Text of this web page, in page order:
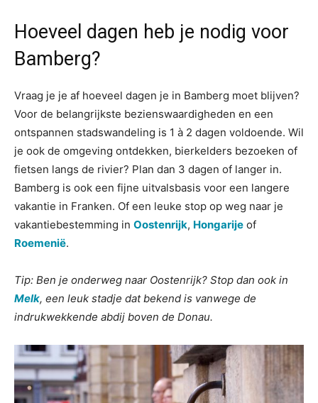
Hoeveel dagen heb je nodig voor
Bamberg?
Vraag je je af hoeveel dagen je in Bamberg moet blijven?
Voor de belangrijkste bezienswaardigheden en een
ontspannen stadswandeling is 1 à 2 dagen voldoende. Wil
je ook de omgeving ontdekken, bierkelders bezoeken of
fietsen langs de rivier? Plan dan 3 dagen of langer in.
Bamberg is ook een fijne uitvalsbasis voor een langere
vakantie in Franken. Of een leuke stop op weg naar je
vakantiebestemming in Oostenrijk, Hongarije of
Roemenië.
Tip: Ben je onderweg naar Oostenrijk? Stop dan ook in
Melk, een leuk stadje dat bekend is vanwege de
indrukwekkende abdij boven de Donau.